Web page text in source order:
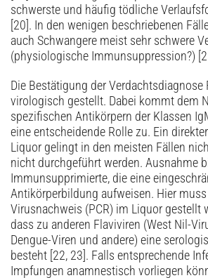
schwerste und häufig tödliche
[20]. In den wenigen beschriebenen
auch Schwangere meist sehr schwere
(physiologische Immunsuppression?)
Die Bestätigung der Verdachtsdiagnose
virologisch gestellt. Dabei kommt dem
spezifischen Antikörpern der Klassen
eine entscheidende Rolle zu. Ein
Liquor gelingt in den meisten Fällen
nicht durchgeführt werden. Ausnahme
Immunsupprimierte, die eine
Antikörperbildung aufweisen. Hier
Virusnachweis (PCR) im Liquor gestellt
dass zu anderen Flaviviren (West Nil-
Dengue-Viren und andere) eine
besteht [22, 23]. Falls entsprechende
Impfungen anamnestisch vorliegen